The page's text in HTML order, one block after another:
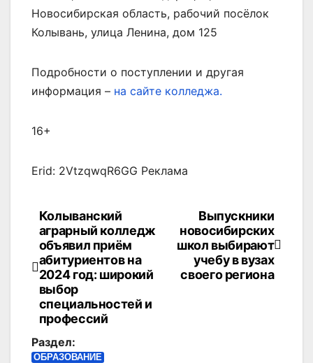
Новосибирская область, рабочий посёлок
Колывань, улица Ленина, дом 125
Подробности о поступлении и другая
информация – на сайте колледжа.
16+
Erid: 2VtzqwqR6GG Реклама
Навигация
по
записям
Выпускники
новосибирских
школ выбирают
учебу в вузах
своего региона
Колыванский
аграрный колледж
объявил приём
абитуриентов на
2024 год: широкий
выбор
специальностей и
профессий
Раздел:
ОБРАЗОВАНИЕ